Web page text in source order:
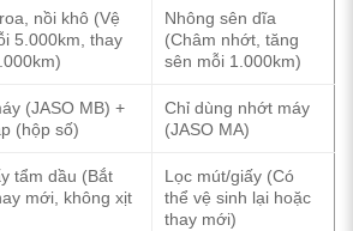
nồi khô (Vệ
5.000km, thay
Nhông sên dĩa
(Châm nhớt, tăng
sên mỗi 1.000km)
(JASO MB) +
(hộp số)
Chỉ dùng nhớt máy
(JASO MA)
tẩm dầu (Bắt
mới, không xịt
Lọc mút/giấy (Có
thể vệ sinh lại hoặc
thay mới)